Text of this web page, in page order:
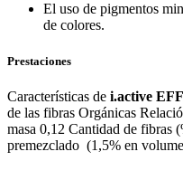
El uso de pigmentos
de colores.
Prestaciones
Características de i.active
de las fibras Orgánicas
masa 0,12 Cantidad de fibras
premezclado (1,5% en